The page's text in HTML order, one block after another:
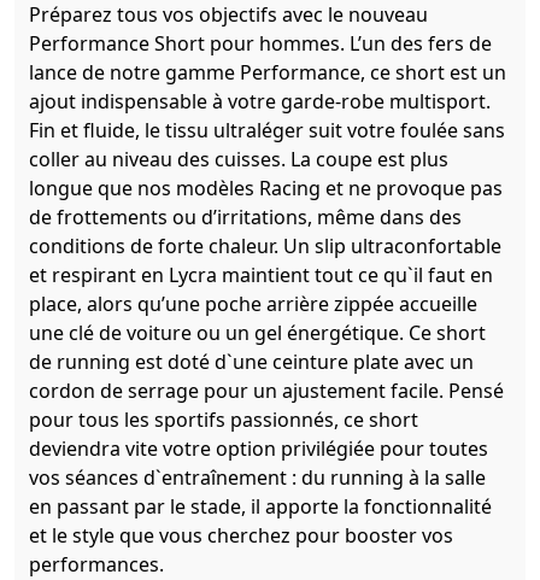
Préparez tous vos objectifs avec le nouveau
Performance Short pour hommes. L’un des fers de
lance de notre gamme Performance, ce short est un
ajout indispensable à votre garde-robe multisport.
Fin et fluide, le tissu ultraléger suit votre foulée sans
coller au niveau des cuisses. La coupe est plus
longue que nos modèles Racing et ne provoque pas
de frottements ou d’irritations, même dans des
conditions de forte chaleur. Un slip ultraconfortable
et respirant en Lycra maintient tout ce qu`il faut en
place, alors qu’une poche arrière zippée accueille
une clé de voiture ou un gel énergétique. Ce short
de running est doté d`une ceinture plate avec un
cordon de serrage pour un ajustement facile. Pensé
pour tous les sportifs passionnés, ce short
deviendra vite votre option privilégiée pour toutes
vos séances d`entraînement : du running à la salle
en passant par le stade, il apporte la fonctionnalité
et le style que vous cherchez pour booster vos
performances.